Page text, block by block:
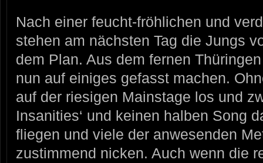
Nach einer feucht-fröhlichen und
stehen am nächsten Tag die Jungs
dem Plan. Aus dem fernen
nun auf einiges gefasst machen.
auf der riesigen Mainstage los und
Insanities‘ und keinen halben Song
fliegen und viele der anwesenden
zustimmend nicken. Auch wenn die